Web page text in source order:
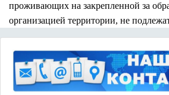
проживающих на закрепленной за
организацией территории, не